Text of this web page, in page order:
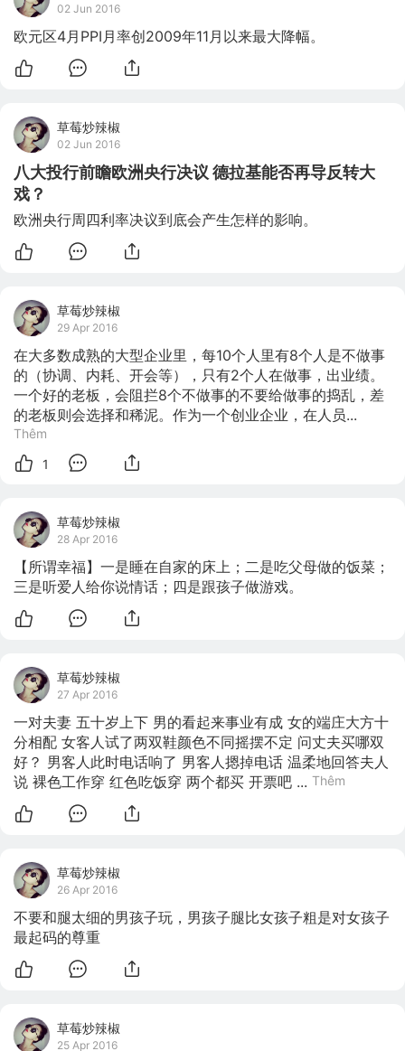
02 Jun 2016
欧元区4月PPI月率创2009年11月以来最大降幅。
草莓炒辣椒
02 Jun 2016
八大投行前瞻欧洲央行决议 德拉基能否再导反转大
戏？
欧洲央行周四利率决议到底会产生怎样的影响。
草莓炒辣椒
29 Apr 2016
在大多数成熟的大型企业里，每10个人里有8个人是不做事
的（协调、内耗、开会等），只有2个人在做事，出业绩。
一个好的老板，会阻拦8个不做事的不要给做事的捣乱，差
的老板则会选择和稀泥。作为一个创业企业，在人员...
Thêm
1
草莓炒辣椒
28 Apr 2016
【所谓幸福】一是睡在自家的床上；二是吃父母做的饭菜；
三是听爱人给你说情话；四是跟孩子做游戏。
草莓炒辣椒
27 Apr 2016
一对夫妻 五十岁上下 男的看起来事业有成 女的端庄大方十
分相配 女客人试了两双鞋颜色不同摇摆不定 问丈夫买哪双
好？ 男客人此时电话响了 男客人摁掉电话 温柔地回答夫人
说 裸色工作穿 红色吃饭穿 两个都买 开票吧 ... Thêm
草莓炒辣椒
26 Apr 2016
不要和腿太细的男孩子玩，男孩子腿比女孩子粗是对女孩子
最起码的尊重
草莓炒辣椒
25 Apr 2016